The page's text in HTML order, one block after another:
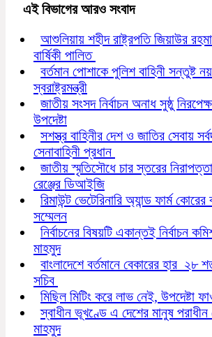
এই বিভাগের আরও সংবাদ
আশুলিয়ায় শহীদ রাষ্ট্রপতি জিয়াউর
বার্ষিকী পালিত
বর্তমান পোশাকে পুলিশ বাহিনী সন্তুষ্ট
স্বরাষ্ট্রমন্ত্রী
জাতীয় সংসদ নির্বাচন অনাধ সুষ্ঠু
উপদেষ্টা
সশস্ত্র বাহিনীর দেশ ও জাতির সেবায়
সেনাবাহিনী প্রধান
জাতীয় স্মৃতিসৌধে চার স্তরের
রেঞ্জের ডিআইজি
রিমাউন্ট ভেটেরিনারি অ্যান্ড ফার্ম
সম্মেলন
নির্বাচনের বিষয়টি একান্তই নির্বাচন
মাহমুদ
বাংলাদেশে বর্তমানে বেকারের হার ২৮
সচিব
মিছিল মিটিং করে লাভ নেই, উপদেষ্টা
স্বাধীন ভূখণ্ডে এ দেশের মানুষ
মাহমুদ